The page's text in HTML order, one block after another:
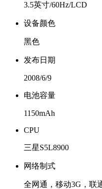
3.5英寸/60Hz/LCD
设备颜色
黑色
发布日期
2008/6/9
电池容量
1150mAh
CPU
三星S5L8900
网络制式
全网通，移动3G，联